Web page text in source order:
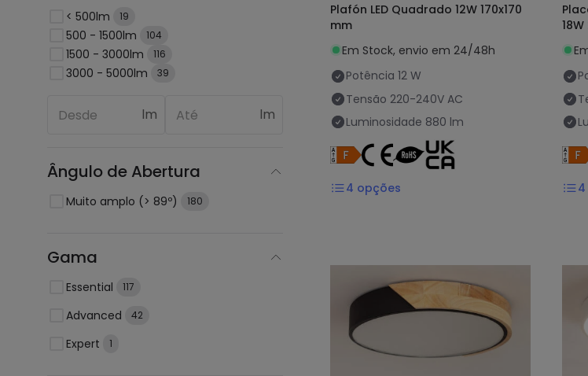
< 500lm 19
500 - 1500lm 104
1500 - 3000lm 116
3000 - 5000lm 39
lm lm
Ângulo de Abertura
Muito amplo (> 89º) 180
Gama
Essential 117
Advanced 42
Expert 1
Plafón LED Quadrado 12W 170x170
mm
Em Stock, envio em 24/48h
Potência 12 W
Tensão 220-240V AC
Luminosidade 880 lm
4 opções 4